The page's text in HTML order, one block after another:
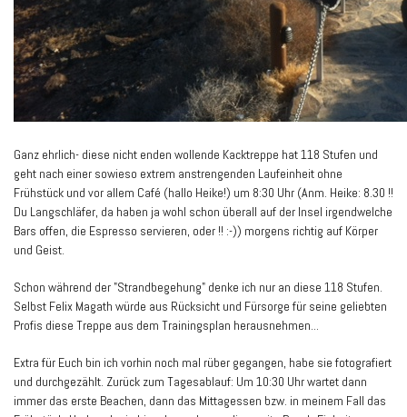
Ganz ehrlich- diese nicht enden wollende Kacktreppe hat 118 Stufen und
geht nach einer sowieso extrem anstrengenden Laufeinheit ohne
Frühstück und vor allem Café (hallo Heike!) um 8:30 Uhr (Anm. Heike: 8.30 !!
Du Langschläfer, da haben ja wohl schon überall auf der Insel irgendwelche
Bars offen, die Espresso servieren, oder !! :-)) morgens richtig auf Körper
und Geist.
Schon während der "Strandbegehung" denke ich nur an diese 118 Stufen.
Selbst Felix Magath würde aus Rücksicht und Fürsorge für seine geliebten
Profis diese Treppe aus dem Trainingsplan herausnehmen...
Extra für Euch bin ich vorhin noch mal rüber gegangen, habe sie fotografiert
und durchgezählt. Zurück zum Tagesablauf: Um 10:30 Uhr wartet dann
immer das erste Beachen, dann das Mittagessen bzw. in meinem Fall das